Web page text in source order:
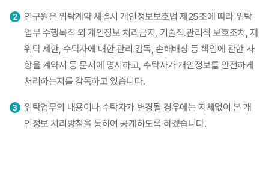
연구원은 위탁계약 체결시 개인정보보호법 제25조에 따라 위탁
업무 수행목적 외 개인정보 처리금지, 기술적․관리적 보호조치, 재
위탁 제한, 수탁자에 대한 관리․감독, 손해배상 등 책임에 관한 사
항을 계약서 등 문서에 명시하고, 수탁자가 개인정보를 안전하게
처리하는지를 감독하고 있습니다.
위탁업무의 내용이나 수탁자가 변경될 경우에는 지체없이 본 개
인정보 처리방침을 통하여 공개하도록 하겠습니다.